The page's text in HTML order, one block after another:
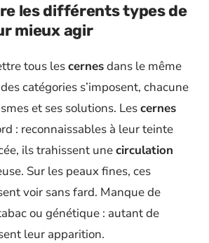
les différents types de
mieux agir
tous lescernesdans le même
catégories s’imposent, chacune
et ses solutions. Lescernes
: reconnaissables à leur teinte
ils trahissent unecirculation
Sur les peaux fines, ces
voir sans fard. Manque de
ou génétique : autant de
leur apparition.